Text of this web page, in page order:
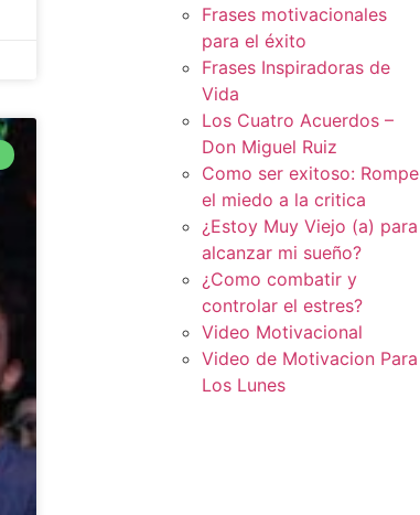
Frases motivacionales
para el éxito
Frases Inspiradoras de
Vida
Los Cuatro Acuerdos –
Don Miguel Ruiz
Como ser exitoso: Rompe
el miedo a la critica
¿Estoy Muy Viejo (a) para
alcanzar mi sueño?
¿Como combatir y
controlar el estres?
Video Motivacional
Video de Motivacion Para
Los Lunes